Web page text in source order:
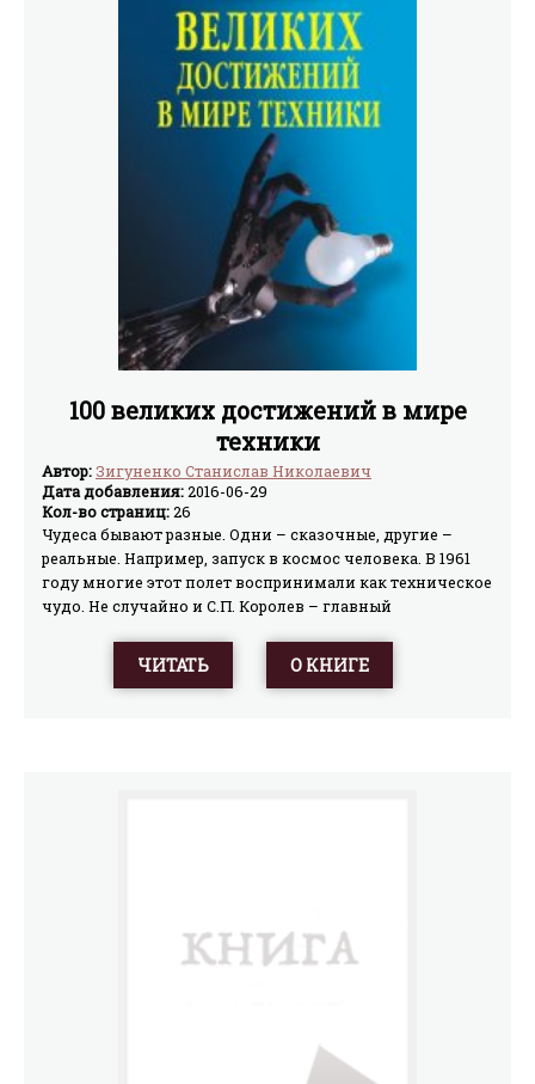
100 великих достижений в мире
техники
Автор:Зигуненко Станислав Николаевич
Дата добавления:2016-06-29
Кол-во страниц:26
Чудеса бывают разные. Одни – сказочные, другие –
реальные. Например, запуск в космос человека. В 1961
году многие этот полет воспринимали как техническое
чудо. Не случайно и С.П. Королев – главный
осуществлен данный проект, назвал эту и подобные
разработки «фантастикой в чертежах». Подобные
ЧИТАТЬ О КНИГЕ